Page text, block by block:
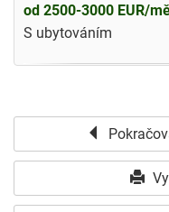
od 2500-3000 EUR/
S ubytováním